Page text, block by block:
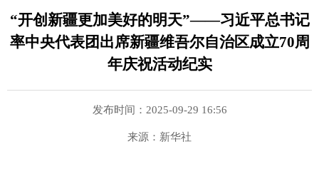
“开创新疆更加美好的明天”——习近平总书记
率中央代表团出席新疆维吾尔自治区成立70周
年庆祝活动纪实
发布时间：2025-09-29 16:56
来源：新华社